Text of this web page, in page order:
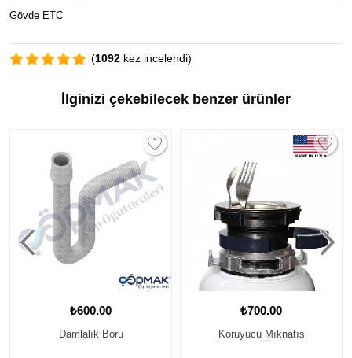
Gövde ETC
(1092 kez incelendi)
İlginizi çekebilecek benzer ürünler
₺600.00
Damlalık Boru
₺700.00
Koruyucu Mıknatıs